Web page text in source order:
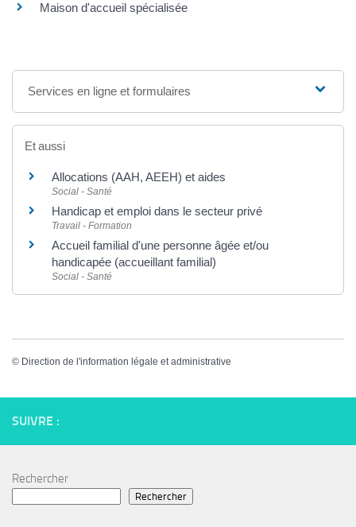
Maison d'accueil spécialisée
Services en ligne et formulaires
Et aussi
Allocations (AAH, AEEH) et aides
Social - Santé
Handicap et emploi dans le secteur privé
Travail - Formation
Accueil familial d'une personne âgée et/ou
handicapée (accueillant familial)
Social - Santé
© Direction de l'information légale et administrative
SUIVRE :
Rechercher
Rechercher